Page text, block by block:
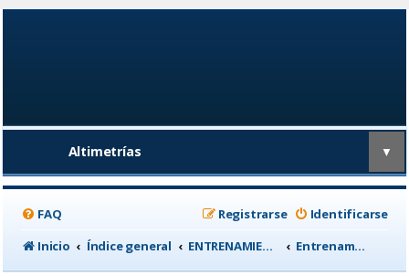
Altimetrías ▼
FAQ Identificarse
Registrarse
Inicio
Índice general ENTRENAMIENTO, medicina deportiva y nutrición Entrenamiento (Charla general)